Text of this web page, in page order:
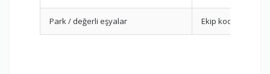
Park / değerli eşyalar Ekip